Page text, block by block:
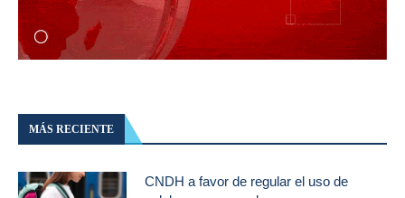
MÁS RECIENTE
CNDH a favor de regular el uso de